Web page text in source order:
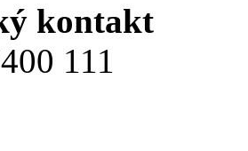
kontakt
111